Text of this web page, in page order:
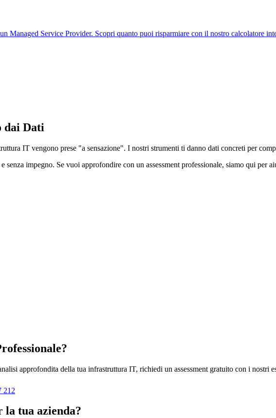
Managed Service Provider. Scopri quanto puoi risparmiare con il nostro calcolatore
dai Dati
IT vengono prese "a sensazione". I nostri strumenti ti danno dati concreti per
senza impegno. Se vuoi approfondire con un assessment professionale, siamo qui per
approfondita della tua infrastruttura IT, richiedi un assessment gratuito con i nostri
212
la tua azienda?